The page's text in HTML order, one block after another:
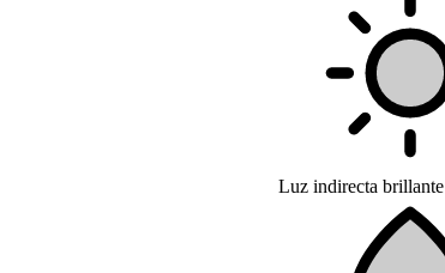
Luz indirecta brillante